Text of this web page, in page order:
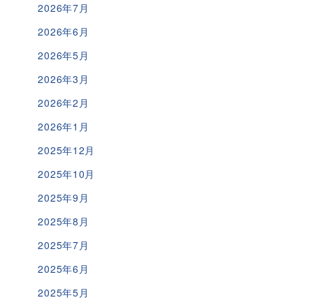
2026年7月
2026年6月
2026年5月
2026年3月
2026年2月
2026年1月
2025年12月
2025年10月
2025年9月
2025年8月
2025年7月
2025年6月
2025年5月